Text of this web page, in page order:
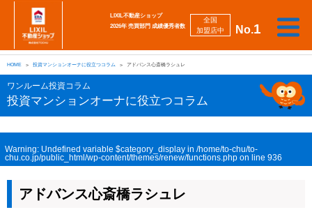
No.1
全国
加盟店中
LIXIL不動産ショップ
2026年 売買部門 成績優秀者数
売
り
た
い
買
い
た
い
相
談
し
た
い
勉
強
し
た
い
強
み
会
社
案
採
用
情
査定
HOME 投資マンションオーナに役立つコラム アドバンス心斎橋ラシュレ
ワンルーム投資コラム
投資マンションオーナに役立つコラム
Warning: Undefined variable $category_display in /home/to-chu/to-
chu.co.jp/public_html/wp-content/themes/renew/functions.php on line 936
アドバンス心斎橋ラシュレ